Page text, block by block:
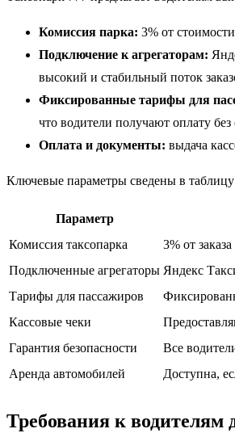
Комиссия парка: 3% от
Подключение к агрегаторам:
высокий и стабильный поток
Фиксированные тарифы для
что водители получают оплату без
Оплата и документы: выдача
Ключевые параметры сведены в
Параметр
Комиссия таксопарка
3% от заказа
Подключенные агрегаторы Яндекс
Тарифы для пассажиров
Кассовые чеки
Гарантия безопасности
Все
Аренда автомобилей
Доступна,
Требования к водителям